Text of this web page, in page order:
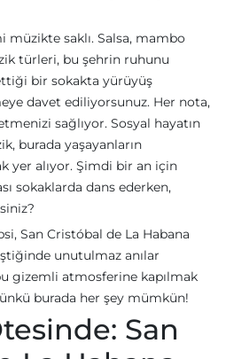
müzikte saklı. Salsa, mambo
türleri, bu şehrin ruhunu
bir sokakta yürüyüş
davet ediliyorsunuz. Her nota,
sağlıyor. Sosyal hayatın
burada yaşayanların
yer alıyor. Şimdi bir an için
sokaklarda dans ederken,
San Cristóbal de La Habana
unutulmaz anılar
gizemli atmosferine kapılmak
burada her şey mümkün!
San